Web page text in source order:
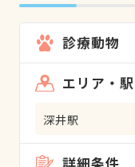
診療動物
エリア・駅
深井駅
詳細条件